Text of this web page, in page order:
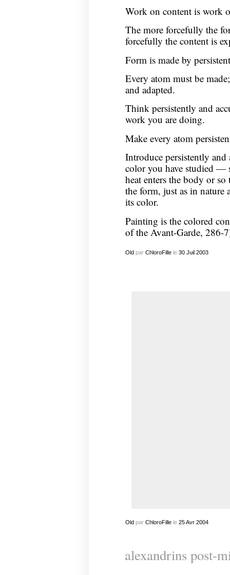
Work on content is work
The more forcefully the
forcefully the content is
Form is made by
Every atom must be
and adapted.
Think persistently and
work you are doing.
Make every atom
Introduce persistently
color you have studied —
heat enters the body or
the form, just as in nature
its color.
Painting is the colored
of the Avant-Garde,
Oldpar ChloroFillele 30 Juil 2003
Oldpar ChloroFillele 25 Avr 2004
alexandrins post-